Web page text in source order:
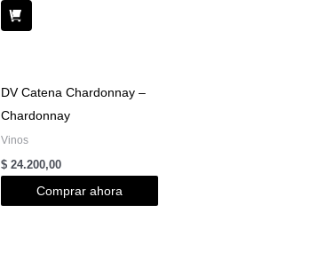
DV Catena Chardonnay –
Chardonnay
Vinos
$24.200,00
Comprar ahora